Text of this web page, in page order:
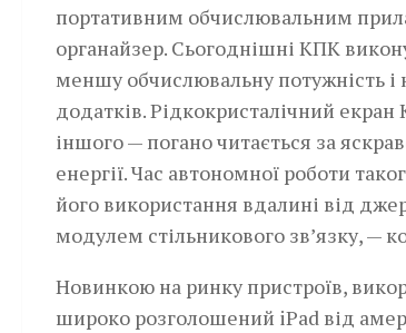
портативним обчислювальним
органайзер. Сьогоднішні КПК
меншу обчислювальну потужність
додатків. Рідкокристалічний
іншого — погано читається за
енергії. Час автономної роботи
його використання вдалині від
модулем стільникового зв’язку, —
Новинкою на ринку пристроїв,
широко розголошений iPad від